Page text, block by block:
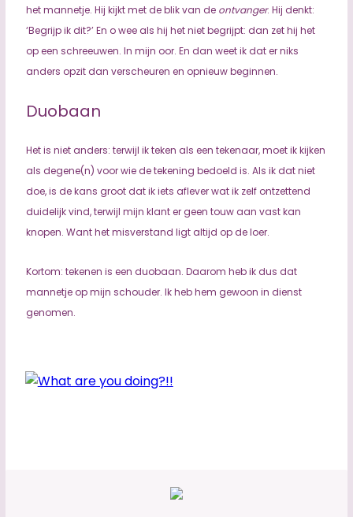
het mannetje. Hij kijkt met de blik van de ontvanger. Hij denkt:
‘Begrijp ik dit?’ En o wee als hij het niet begrijpt: dan zet hij het
op een schreeuwen. In mijn oor. En dan weet ik dat er niks
anders opzit dan verscheuren en opnieuw beginnen.
Duobaan
Het is niet anders: terwijl ik teken als een tekenaar, moet ik kijken
als degene(n) voor wie de tekening bedoeld is. Als ik dat niet
doe, is de kans groot dat ik iets aflever wat ik zelf ontzettend
duidelijk vind, terwijl mijn klant er geen touw aan vast kan
knopen. Want het misverstand ligt altijd op de loer.
Kortom: tekenen is een duobaan. Daarom heb ik dus dat
mannetje op mijn schouder. Ik heb hem gewoon in dienst
genomen.